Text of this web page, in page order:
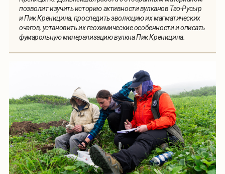
позволит изучить историю активности вулканов Тао-Русыр
и Пик Креницина, проследить эволюцию их магматических
очагов, установить их геохимические особенности и описать
фумарольную минерализацию вулкна Пик Креницина.